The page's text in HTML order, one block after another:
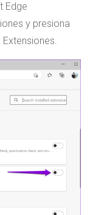
Edge
y presiona